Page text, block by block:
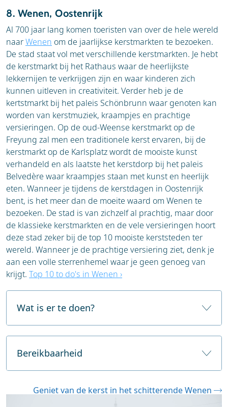
Dit is er allemaal te doen:
De kerstmarkt van Antwerpen:Het absolute
hoogtepunt van de Antwerpse winter is de
grote kerstmarkt, die zich uitstrekt over
verschillende pleinen in de stad, waaronder
de Groenplaats en de Grote Markt. Struin
langs de honderden kraampjes met
handgemaakte producten, kerstdecoraties en
cadeaus, en geniet van de geur van wafels,
chocolade en glühwein.
Winterse activiteiten:Op de Groenplaats
vind je een prachtige ijsbaan, waar je kunt
schaatsen met uitzicht op de kathedraal. Er is
ook een reuzenrad dat je een adembenemend
uitzicht geeft over de stad en de kerstmarkt.
Shoppen in de 'modestad':Kopenhagen is
een van de meest fietsvriendelijke steden ter
wereld. Je kunt op elke hoek een fiets huren
om de stad te verkennen. Daarnaast heeft de
stad een uitstekend en betrouwbaar
openbaar vervoersnetwerk met metro's,
treinen en bussen.
Bourgondische gezelligheid:De Antwerpse
cafés en restaurants staan bekend om hun
Culturele hoogtepunten:
Lieve-Vrouwekathedraal, waar je werken van
bewonderen.
De trein is een comfortabele en
efficiënte manier om naar Antwerpen te
reizen. Vanuit Nederland en andere Belgische
steden rijden er regelmatige treinen naar het
prachtige Antwerpen-Centraal station.
Auto:Reizen met de auto is een prima optie.
De stad is goed bereikbaar via de snelwegen,
maar houd er rekening mee dat parkeren in
de binnenstad beperkt en duur kan zijn.
Vervoer ter plaatse:Antwerpen is een
compacte stad, waardoor je de meeste
bezienswaardigheden gemakkelijk te voet
kunt verkennen. Daarnaast heeft de stad een
uitstekend en uitgebreid openbaar
vervoersnetwerk met trams en bussen.
8. Wenen, Oostenrijk
Al 700 jaar lang komen toeristen van over de hele wereld
naarWenen om de jaarlijkse kerstmarkten te bezoeken.
De stad staat vol met verschillende kerstmarkten. Je hebt
de kerstmarkt bij het Rathaus waar de heerlijkste
lekkernijen te verkrijgen zijn en waar kinderen zich
kunnen uitleven in creativiteit. Verder heb je de
kertstmarkt bij het paleis Schönbrunn waar genoten kan
worden van kerstmuziek, kraampjes en prachtige
versieringen. Op de oud-Weense kerstmarkt op de
Freyung zal men een traditionele kerst ervaren, bij de
kerstmarkt op de Karlsplatz wordt de mooiste kunst
verhandeld en als laatste het kerstdorp bij het paleis
Belvedère waar kraampjes staan met kunst en heerlijk
eten. Wanneer je tijdens de kerstdagen in Oostenrijk
bent, is het meer dan de moeite waard om Wenen te
bezoeken. De stad is van zichzelf al prachtig, maar door
de klassieke kerstmarkten en de vele versieringen hoort
deze stad zeker bij de top 10 mooiste kerststeden ter
wereld. Wanneer je de prachtige versiering ziet, denk je
aan een volle sterrenhemel waar je geen genoeg van
krijgt. Top 10 to do's in Wenen ›
Wat is er te doen?
Wenen, de majestueuze hoofdstad van Oostenrijk,
verandert in de winter in een sprookjesachtige
onvergetelijke sfeer, vooral tijdens de feestdagen.
Bereikbaarheid
Europa en is zeer goed bereikbaar.
Geniet van de kerst in het schitterende Wenen